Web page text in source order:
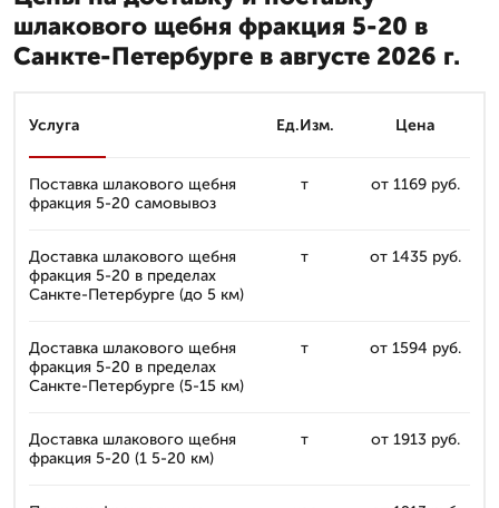
шлакового щебня фракция 5-20 в
Санкте-Петербурге в августе 2026 г.
Услуга Ед.Изм. Цена
Поставка шлакового щебня
фракция 5-20 самовывоз
т от 1169 руб.
Доставка шлакового щебня
фракция 5-20 в пределах
Санкте-Петербурге (до 5 км)
т от 1435 руб.
Доставка шлакового щебня
фракция 5-20 в пределах
Санкте-Петербурге (5-15 км)
т от 1594 руб.
Доставка шлакового щебня
фракция 5-20 (1 5-20 км)
т от 1913 руб.